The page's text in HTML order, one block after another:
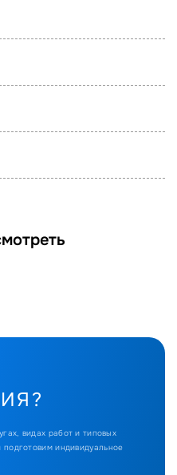
видах работ и типовых
индивидуальное